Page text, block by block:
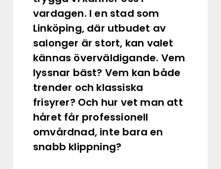
vardagen. I en stad som
Linköping, där utbudet av
salonger är stort, kan valet
kännas överväldigande. Vem
lyssnar bäst? Vem kan både
trender och klassiska
frisyrer? Och hur vet man att
håret får professionell
omvårdnad, inte bara en
snabb klippning?